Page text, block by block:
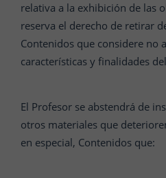
relativa a la exhibición de las
reserva el derecho de retirar
Contenidos que considere no
características y finalidades
El Profesor se abstendrá de
otros materiales que
en especial, Contenidos que: